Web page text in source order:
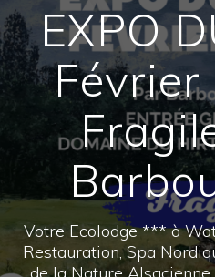
EXPO
Février
Votre Ecolodge *** à
Restauration, Spa